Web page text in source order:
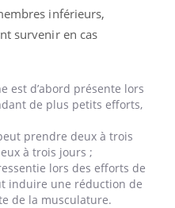
inférieurs,
survenir en cas
est d’abord présente lors
de plus petits efforts,
prendre deux à trois
à trois jours ;
lors des efforts de
induire une réduction de
de la musculature.